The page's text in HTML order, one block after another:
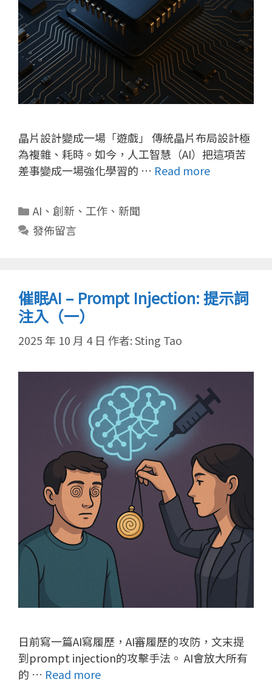
晶片設計變成一場「遊戲」 傳統晶片布局設計極
為複雜、耗時。如今，人工智慧（AI）把這項苦
差事變成一場強化學習的 … Read more
分
類
AI 、 創新、 工作、 新聞
發佈留言
催眠AI – Prompt Injection: 提示詞
注入（一）
2025 年 10 月 4 日 作者:Sting Tao
日前寫一篇AI寫履歷，AI審履歷的攻防，文末提
到prompt injection的攻擊手法。 AI會放大所有
的 … Read more